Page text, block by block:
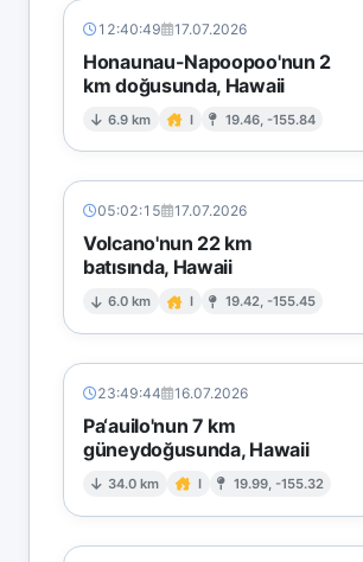
12:40:49 17.07.2026
Honaunau-Napoopoo'nun 2
km doğusunda, Hawaii
6.9 km I 19.46, -155.84
05:02:15 17.07.2026
Volcano'nun 22 km
batısında, Hawaii
6.0 km I 19.42, -155.45
23:49:44 16.07.2026
Pa‘auilo'nun 7 km
güneydoğusunda, Hawaii
34.0 km I 19.99, -155.32